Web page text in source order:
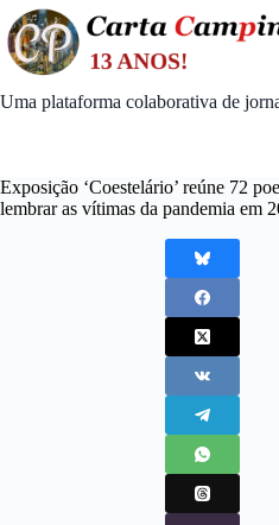
Skip
to
content
Uma plataforma colaborativa de
Exposição ‘Coestelário’ reúne 72
lembrar as vítimas da pandemia em